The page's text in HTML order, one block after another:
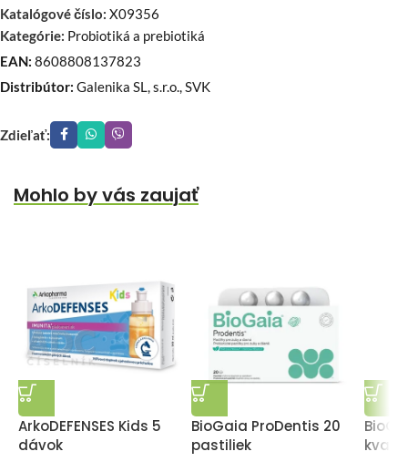
Katalógové číslo: X09356
Kategórie: Probiotiká a prebiotiká
EAN: 8608808137823
Distribútor: Galenika SL, s.r.o., SVK
Zdieľať:
Mohlo by vás zaujať
ArkoDEFENSES Kids 5
dávok
BioGaia ProDentis 20
pastiliek